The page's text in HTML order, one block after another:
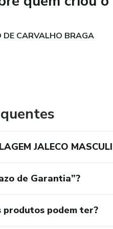
DE CARVALHO BRAGA
JALECO
de Garantia”?
podem ter?